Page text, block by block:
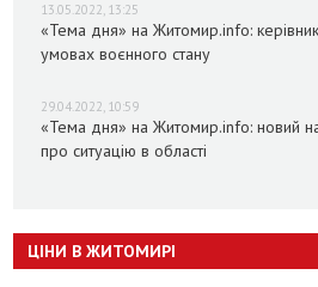
13.05.2022, 13:25
«Тема дня» на Житомир.info:
умовах воєнного стану
29.04.2022, 10:59
«Тема дня» на Житомир.info: новий
про ситуацію в області
ЦІНИ В ЖИТОМИРІ